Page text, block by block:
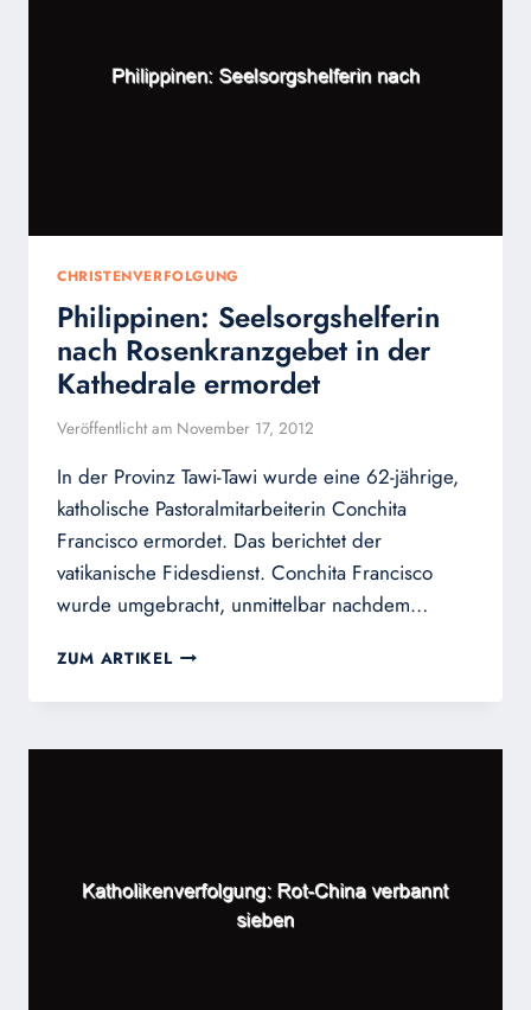
KZ
CHRISTENVERFOLGUNG
Philippinen: Seelsorgshelferin
nach Rosenkranzgebet in der
Kathedrale ermordet
Veröffentlicht am November 17, 2012
In der Provinz Tawi-Tawi wurde eine 62-jährige,
katholische Pastoralmitarbeiterin Conchita
Francisco ermordet. Das berichtet der
vatikanische Fidesdienst. Conchita Francisco
wurde umgebracht, unmittelbar nachdem…
ZUM ARTIKEL PHILIPPINEN:
NACH
IN